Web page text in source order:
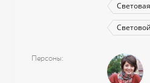
Персоны